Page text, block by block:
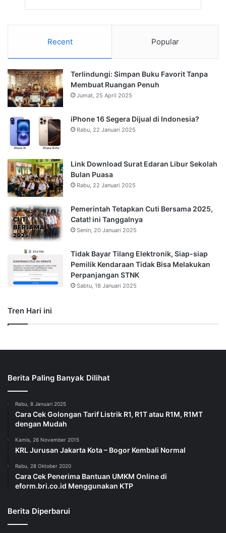
Recent Popular
Terlindungi: Simpan Buku Favorit Tanpa
Membuat Ruangan Penuh
Jumat, 25 April 2025
iPhone 16 Segera Dijual di Indonesia?
Rabu, 22 Januari 2025
Link Download Surat Edaran Libur Sekolah
Bulan Puasa
Rabu, 22 Januari 2025
Pemerintah Tetapkan Cuti Bersama 2025,
Catat! ini Tanggalnya
Senin, 20 Januari 2025
Tidak Bayar Tilang Elektronik, Siap-siap
Pemilik Kendaraan Tidak Bisa Melakukan
Perpanjangan STNK
Sabtu, 18 Januari 2025
Tren Hari ini
Berita Paling Banyak Dilihat
Rabu, 8 Januari 2025
Cara Cek Golongan Tarif Listrik R1, R1T atau R1M, R1MT
dengan Mudah
Kamis, 26 November 2015
KRL Jurusan Jakarta Kota – Bogor Kembali Normal
Rabu, 28 Oktober 2020
Cara Cek Penerima Bantuan UMKM Online di
eform.bri.co.id Menggunakan KTP
Berita Diperbarui